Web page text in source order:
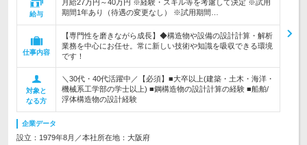
給与
月給27万円～40万円 ※経験・スキル等を考慮して決定 ※試用
期間1年あり（待遇の変更なし） ※試用期間…
仕事内容
【専門性を磨きながら成長】◆構造物や設備の設計計算・解析
業務を中心にお任せ。常に新しい技術や知識を吸収できる環境
です！
対象と
なる方
＼30代・40代活躍中／【必須】■大卒以上(建築・土木・海洋・
機械系工学部の学士以上) ■鋼構造物の設計計算の経験 ■船舶/
浮体構造物の設計経験
企業データ
設立：1979年8月／本社所在地：大阪府